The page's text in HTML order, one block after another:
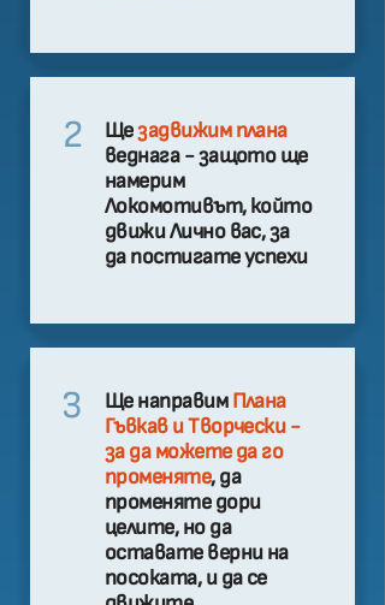
2 Щезадвижим плана
веднага - защото ще
намерим
Локомотивът, който
движи Лично вас, за
да постигате успехи
3 Ще направимПлана
Гъвкав и Творчески -
за да можете да го
променяте, да
променяте дори
целите, но да
оставате верни на
посоката, и да се